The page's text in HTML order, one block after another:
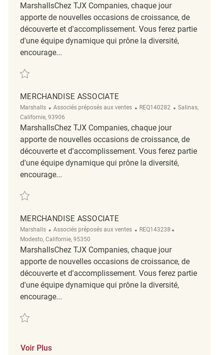
MarshallsChez TJX Companies, chaque jour
apporte de nouvelles occasions de croissance, de
découverte et d'accomplissement. Vous ferez partie
d'une équipe dynamique qui prône la diversité,
encourage...
Sauvegarder Merchandise Associate REQ115156
MERCHANDISE ASSOCIATE
Marshalls Catégorie
Associés préposés aux ventes ReqId
REQ140282 Emplacement
Salinas,
Californie, 93906
MarshallsChez TJX Companies, chaque jour
apporte de nouvelles occasions de croissance, de
découverte et d'accomplissement. Vous ferez partie
d'une équipe dynamique qui prône la diversité,
encourage...
Sauvegarder Merchandise Associate REQ140282
MERCHANDISE ASSOCIATE
Marshalls Catégorie
Associés préposés aux ventes ReqId
REQ143238
Modesto, Californie, 95350
MarshallsChez TJX Companies, chaque jour
apporte de nouvelles occasions de croissance, de
découverte et d'accomplissement. Vous ferez partie
d'une équipe dynamique qui prône la diversité,
encourage...
Sauvegarder Merchandise Associate REQ143238
Voir Plus